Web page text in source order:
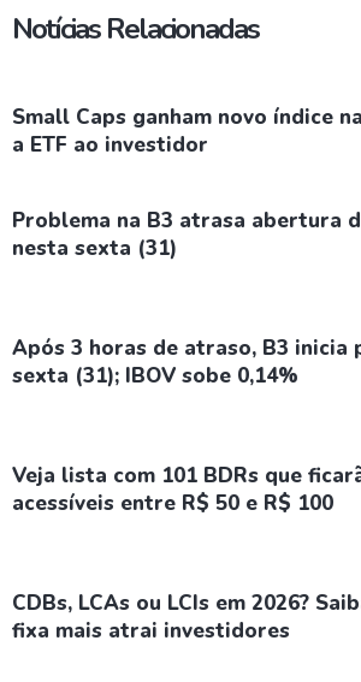
Notícias Relacionadas
Small Caps ganham novo índice
a ETF ao investidor
Problema na B3 atrasa abertura
nesta sexta (31)
Após 3 horas de atraso, B3 inicia
sexta (31); IBOV sobe 0,14%
Veja lista com 101 BDRs que
acessíveis entre R$ 50 e R$ 100
CDBs, LCAs ou LCIs em 2026?
fixa mais atrai investidores